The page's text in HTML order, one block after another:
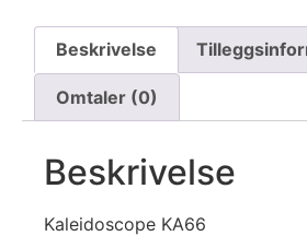
Beskrivelse
Omtaler (0)
Beskrivelse
Kaleidoscope KA66